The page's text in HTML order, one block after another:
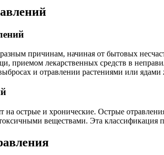
причинам, начиная от бытовых
приемом лекарственных средств в
и отравлении растениями или
на острые и хронические. Острые
веществами. Эта